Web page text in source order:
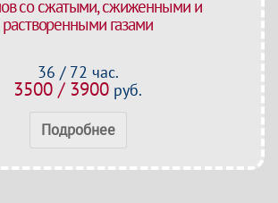
со сжатыми, сжиженными и
растворенными газами
36 / 72 час.
3500 / 3900 руб.
Подробнее